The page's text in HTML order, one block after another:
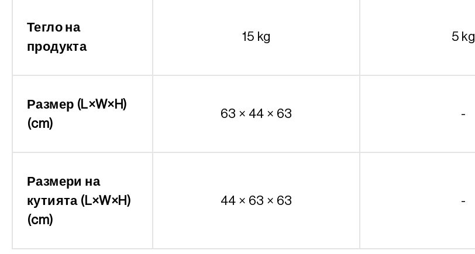
Тегло на
продукта
15 kg 5 kg
Размер (L×W×H)
(cm)
63 × 44 × 63 -
Размери на
кутията (L×W×H)
(cm)
44 × 63 × 63 -